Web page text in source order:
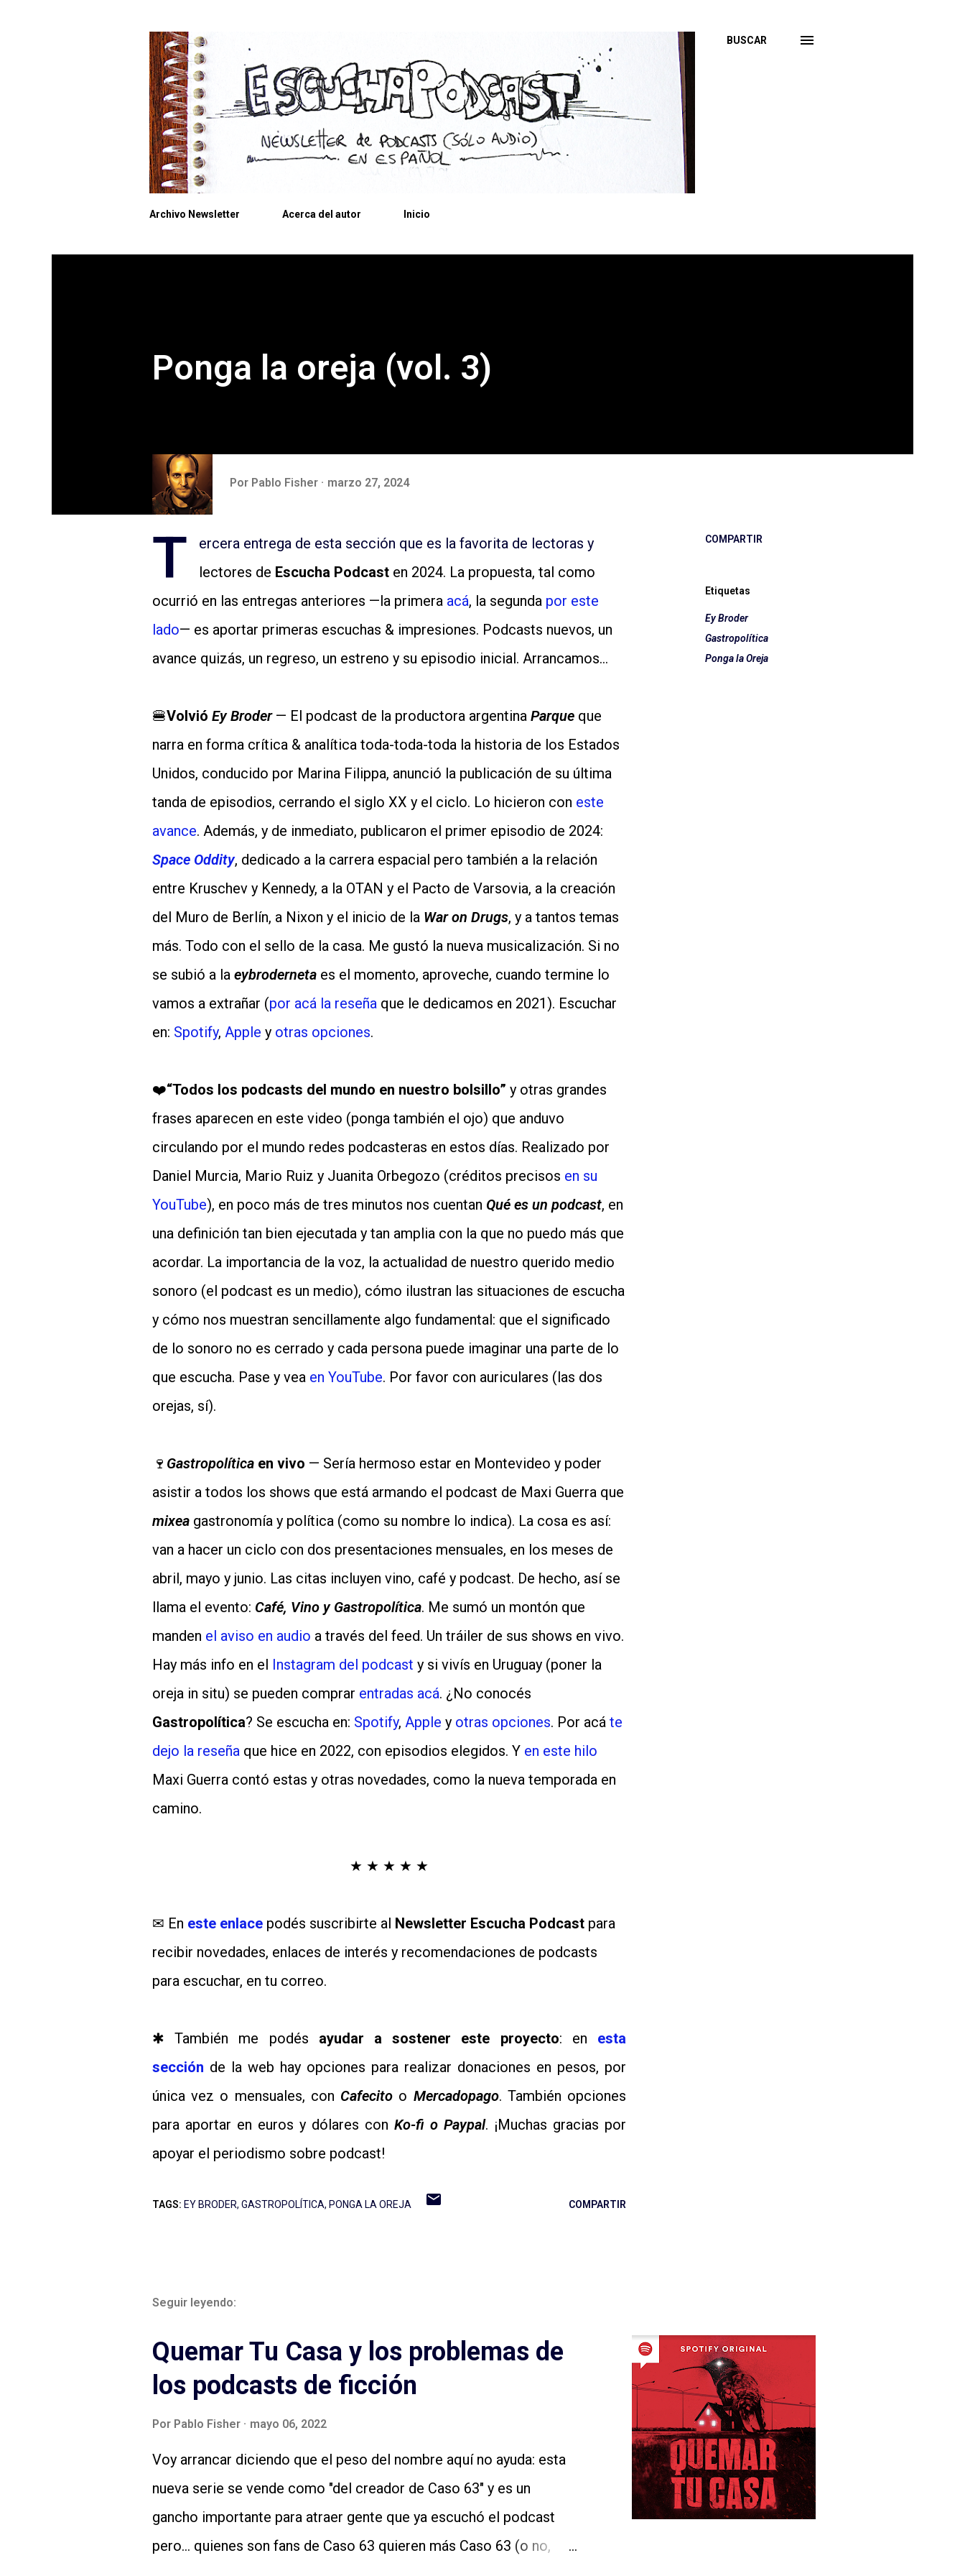
BUSCAR
Archivo Newsletter Acerca del autor Inicio
Ponga la oreja (vol. 3)
Por Pablo Fisher marzo 27, 2024
T
ercera entrega de esta sección que es la favorita de lectoras y
lectores de Escucha Podcast en 2024. La propuesta, tal como
ocurrió en las entregas anteriores —la primera acá, la segunda por este
lado— es aportar primeras escuchas & impresiones. Podcasts nuevos, un
avance quizás, un regreso, un estreno y su episodio inicial. Arrancamos…
🍔Volvió Ey Broder— El podcast de la productora argentina Parque que
narra en forma crítica & analítica toda-toda-toda la historia de los Estados
Unidos, conducido por Marina Filippa, anunció la publicación de su última
tanda de episodios, cerrando el siglo XX y el ciclo. Lo hicieron con este
avance. Además, y de inmediato, publicaron el primer episodio de 2024:
Space Oddity, dedicado a la carrera espacial pero también a la relación
entre Kruschev y Kennedy, a la OTAN y el Pacto de Varsovia, a la creación
del Muro de Berlín, a Nixon y el inicio de la War on Drugs, y a tantos temas
más. Todo con el sello de la casa. Me gustó la nueva musicalización. Si no
se subió a la eybroderneta es el momento, aproveche, cuando termine lo
vamos a extrañar (por acá la reseña que le dedicamos en 2021). Escuchar
en: Spotify, Apple y otras opciones.
❤️“Todos los podcasts del mundo en nuestro bolsillo” y otras grandes
frases aparecen en este video (ponga también el ojo) que anduvo
circulando por el mundo redes podcasteras en estos días. Realizado por
Daniel Murcia, Mario Ruiz y Juanita Orbegozo (créditos precisos en su
YouTube), en poco más de tres minutos nos cuentan Qué es un podcast, en
una definición tan bien ejecutada y tan amplia con la que no puedo más que
acordar. La importancia de la voz, la actualidad de nuestro querido medio
sonoro (el podcast es un medio), cómo ilustran las situaciones de escucha
y cómo nos muestran sencillamente algo fundamental: que el significado
de lo sonoro no es cerrado y cada persona puede imaginar una parte de lo
que escucha. Pase y vea en YouTube. Por favor con auriculares (las dos
orejas, sí).
🍷 Gastropolítica en vivo — Sería hermoso estar en Montevideo y poder
asistir a todos los shows que está armando el podcast de Maxi Guerra que
mixea gastronomía y política (como su nombre lo indica). La cosa es así:
van a hacer un ciclo con dos presentaciones mensuales, en los meses de
abril, mayo y junio. Las citas incluyen vino, café y podcast. De hecho, así se
llama el evento: Café, Vino y Gastropolítica. Me sumó un montón que
manden el aviso en audio a través del feed. Un tráiler de sus shows en vivo.
Hay más info en el Instagram del podcast y si vivís en Uruguay (poner la
oreja in situ) se pueden comprar entradas acá. ¿No conocés
Gastropolítica? Se escucha en: Spotify, Apple y otras opciones. Por acá te
dejo la reseña que hice en 2022, con episodios elegidos. Y en este hilo
Maxi Guerra contó estas y otras novedades, como la nueva temporada en
camino.
★ ★ ★ ★ ★
✉ En este enlace podés suscribirte al Newsletter Escucha Podcast para
recibir novedades, enlaces de interés y recomendaciones de podcasts
para escuchar, en tu correo.
✱ También me podés ayudar a sostener este proyecto: en esta
sección de la web hay opciones para realizar donaciones en pesos, por
única vez o mensuales, con Cafecito o Mercadopago. También opciones
para aportar en euros y dólares con Ko-fi o Paypal. ¡Muchas gracias por
apoyar el periodismo sobre podcast!
COMPARTIR
Etiquetas
Ey Broder
Gastropolítica
Ponga la Oreja
TAGS: EY BRODER GASTROPOLÍTICA PONGA LA OREJA COMPARTIR
Seguir leyendo:
Quemar Tu Casa y los problemas de
los podcasts de ficción
Por Pablo Fisher mayo 06, 2022
Voy arrancar diciendo que el peso del nombre aquí no ayuda: esta
nueva serie se vende como "del creador de Caso 63" y es un
gancho importante para atraer gente que ya escuchó el podcast
pero... quienes son fans de Caso 63 quieren más Caso 63 (o no,